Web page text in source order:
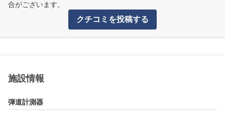
合がございます。
クチコミを投稿する
施設情報
弾道計測器